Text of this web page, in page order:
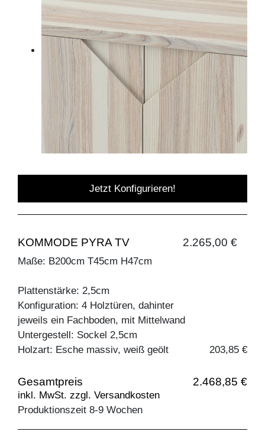
Jetzt Konfigurieren!
KOMMODE PYRA TV 2.265,00 €
Maße: B200cm T45cm H47cm
Plattenstärke: 2,5cm
Konfiguration: 4 Holztüren, dahinter
jeweils ein Fachboden, mit Mittelwand
Untergestell: Sockel 2,5cm
Holzart: Esche massiv, weiß geölt
203,85 €
Gesamtpreis 2.468,85 €
inkl. MwSt. zzgl. Versandkosten
Produktionszeit 8-9 Wochen